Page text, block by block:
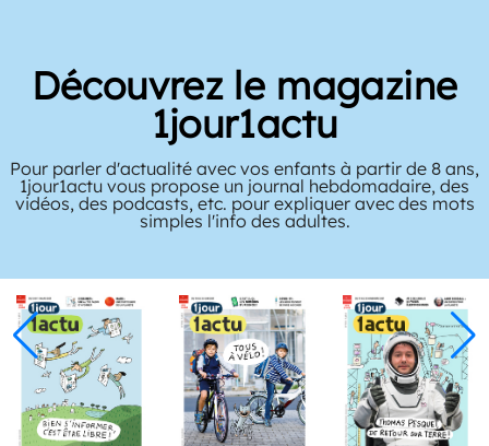
Découvrez le magazine
1jour1actu
Pour parler d'actualité avec vos enfants à partir de 8 ans,
1jour1actu vous propose un journal hebdomadaire, des
vidéos, des podcasts, etc. pour expliquer avec des mots
simples l'info des adultes.